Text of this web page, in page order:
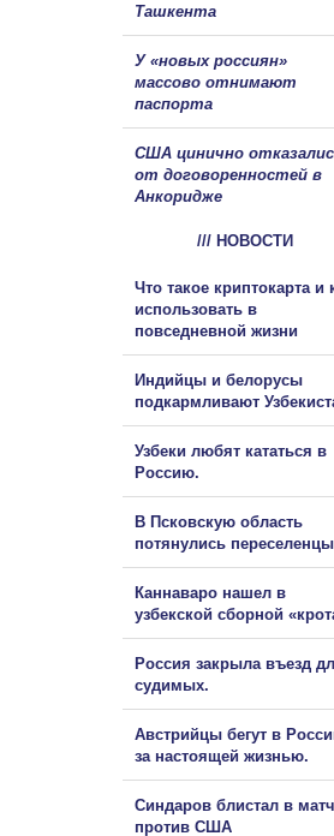
Ташкента
У «новых россиян»
массово отнимают
паспорта
США цинично
от договоренностей в
Анкоридже
/// НОВОСТИ
Что такое криптокарта и
использовать в
повседневной жизни
Индийцы и белорусы
подкармливают
Узбеки любят кататься в
Россию.
В Псковскую область
потянулись переселенцы
Каннаваро нашел в
узбекской сборной
Россия закрыла въезд
судимых.
Австрийцы бегут в
за настоящей жизнью.
Синдаров блистал в
против США